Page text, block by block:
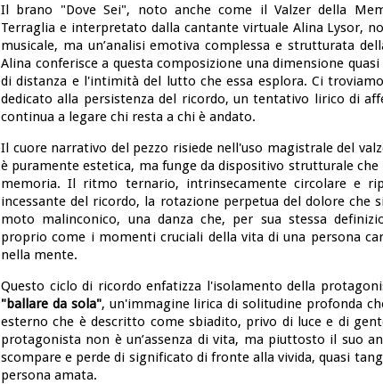
Il brano "Dove Sei", noto anche come il Valzer della
Terraglia e interpretato dalla cantante virtuale Alina Lysor,
musicale, ma un’analisi emotiva complessa e strutturata
Alina conferisce a questa composizione una dimensione
di distanza e l'intimità del lutto che essa esplora. Ci
dedicato alla persistenza del ricordo, un tentativo lirico di
continua a legare chi resta a chi è andato.
Il cuore narrativo del pezzo risiede nell'uso magistrale del
è puramente estetica, ma funge da dispositivo strutturale che
memoria. Il ritmo ternario, intrinsecamente circolare e
incessante del ricordo, la rotazione perpetua del dolore che
moto malinconico, una danza che, per sua stessa
proprio come i momenti cruciali della vita di una persona
nella mente.
Questo ciclo di ricordo enfatizza l'isolamento della
"ballare da sola", un'immagine lirica di solitudine profonda
esterno che è descritto come sbiadito, privo di luce e di
protagonista non è un’assenza di vita, ma piuttosto il suo
scompare e perde di significato di fronte alla vivida, quasi
persona amata.